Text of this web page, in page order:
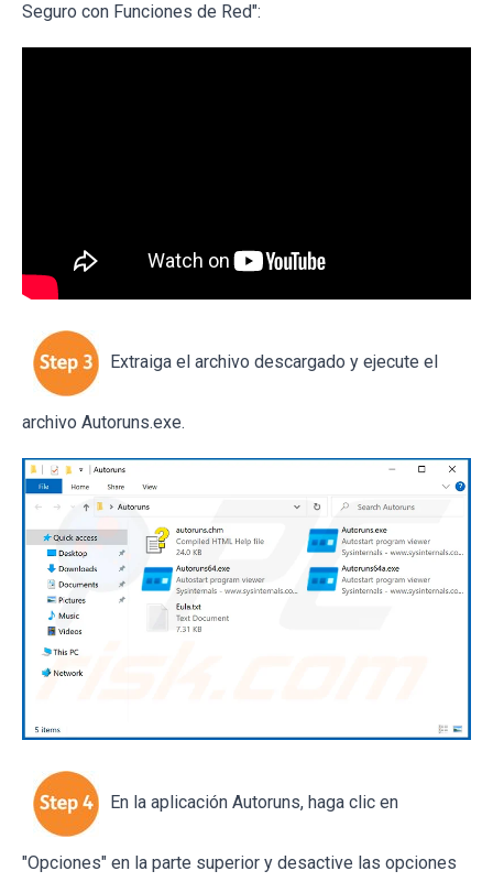
Seguro con Funciones de Red":
Extraiga el archivo descargado y ejecute el
archivo Autoruns.exe.
En la aplicación Autoruns, haga clic en
"Opciones" en la parte superior y desactive las opciones